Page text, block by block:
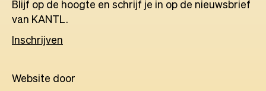
Blijf op de hoogte en schrijf je in op de nieuwsbrief
van KANTL.
Inschrijven
Website door